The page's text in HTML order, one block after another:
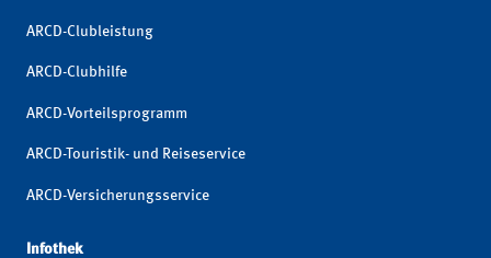
ARCD-Clubleistung
ARCD-Clubhilfe
ARCD-Vorteilsprogramm
ARCD-Touristik- und Reiseservice
ARCD-Versicherungsservice
Infothek